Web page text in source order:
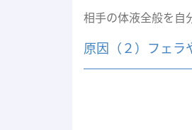
相手の体液全般を自
原因（２）フェラ